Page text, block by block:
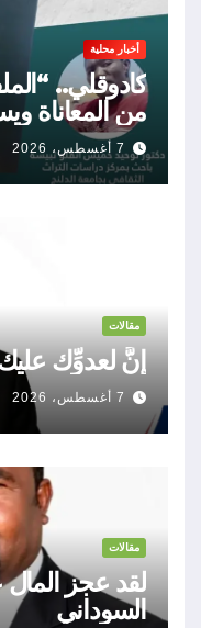
أخبار محلية
كادوقلي..
من المعاناة
7 أغسطس، 2026
مقالات
إنَّ لعدوِّك
7 أغسطس، 2026
مقالات
السوداني